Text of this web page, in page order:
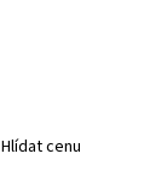
Hlídat cenu